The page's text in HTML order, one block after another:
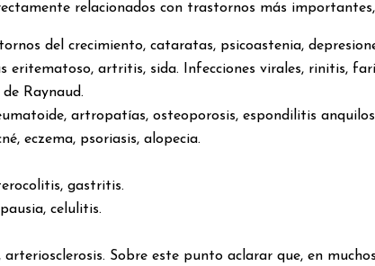
relacionados con trastornos más
del crecimiento, cataratas, psicoastenia,
eritematoso, artritis, sida. Infecciones virales, rinitis,
Raynaud.
artropatías, osteoporosis, espondilitis
eczema, psoriasis, alopecia.
gastritis.
celulitis.
Sobre este punto aclarar que, en